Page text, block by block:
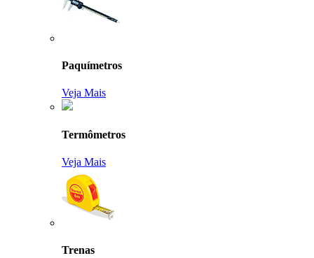
Paquímetros
Veja Mais
Termômetros
Veja Mais
Trenas